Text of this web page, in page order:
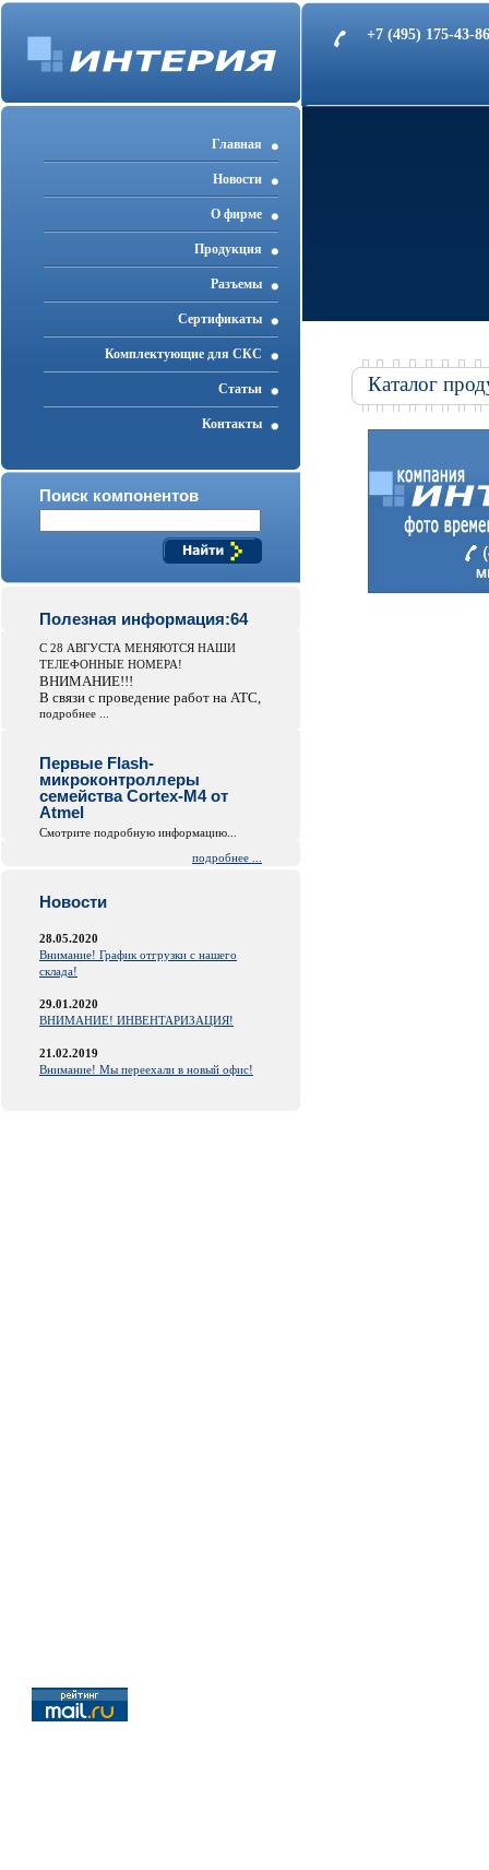
+7 (495) 175-43-
Главная
Новости
О фирме
Продукция
Разъемы
Cертификаты
Комплектующие для СКС
Статьи
Контакты
Поиск компонентов
Полезная информация:64
С 28 АВГУСТА МЕНЯЮТСЯ НАШИ
ТЕЛЕФОННЫЕ НОМЕРА!
ВНИМАНИЕ!!!
В связи с проведение работ на АТС,
подробнее ...
Первые Flash-
микроконтроллеры
семейства Cortex-M4 от
Atmel
Смотрите подробную информацию...
подробнее ...
Новости
28.05.2020
Внимание! График отгрузки с нашего
склада!
29.01.2020
ВНИМАНИЕ! ИНВЕНТАРИЗАЦИЯ!
21.02.2019
Внимание! Мы переехали в новый офис!
Каталог